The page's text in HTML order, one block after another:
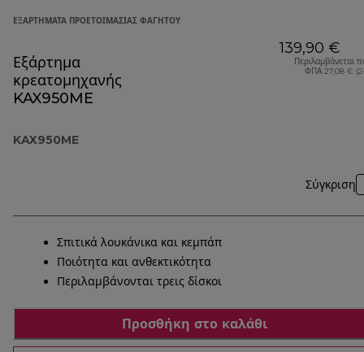
ΕΞΑΡΤΉΜΑΤΑ ΠΡΟΕΤΟΙΜΑΣΊΑΣ ΦΑΓΗΤΟΎ
Εξάρτημα
κρεατομηχανής
KAX950ME
KAX950ME
139,90 €
Περιλαμβάνεται
ΦΠΑ 27,08 €
Σύγκριση
Σπιτικά λουκάνικα και κεμπάπ
Ποιότητα και ανθεκτικότητα
Περιλαμβάνονται τρεις δίσκοι
Προσθήκη στο καλάθι